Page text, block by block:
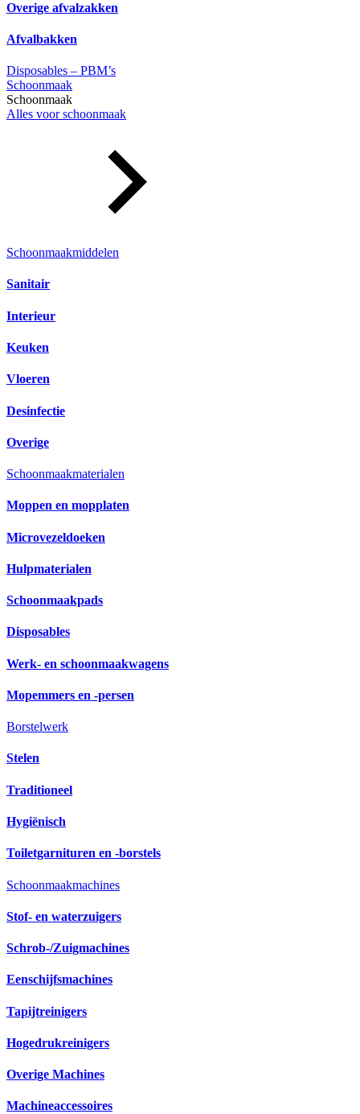
Overige afvalzakken
Afvalbakken
Disposables – PBM’s
Schoonmaak
Schoonmaak
Alles voor schoonmaak
Schoonmaakmiddelen
Sanitair
Interieur
Keuken
Vloeren
Desinfectie
Overige
Schoonmaakmaterialen
Moppen en mopplaten
Microvezeldoeken
Hulpmaterialen
Schoonmaakpads
Disposables
Werk- en schoonmaakwagens
Mopemmers en -persen
Borstelwerk
Stelen
Traditioneel
Hygiënisch
Toiletgarnituren en -borstels
Schoonmaakmachines
Stof- en waterzuigers
Schrob-/Zuigmachines
Eenschijfsmachines
Tapijtreinigers
Hogedrukreinigers
Overige Machines
Machineaccessoires